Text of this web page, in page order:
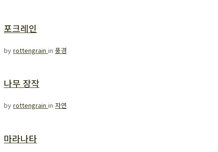
포크레인
by rottengrain in 풍경
나무 장작
by rottengrain in 자연
마라나타